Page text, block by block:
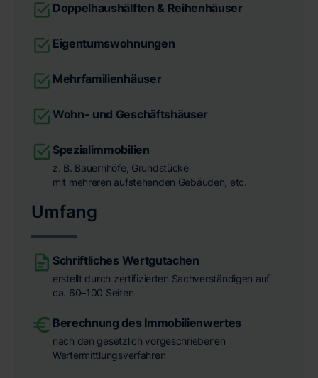
Doppelhaushälften & Reihenhäuser
Eigentumswohnungen
Mehrfamilienhäuser
Wohn- und Geschäftshäuser
Spezialimmobilien
z. B. Bauernhöfe, Grundstücke
mit mehreren aufstehenden Gebäuden, etc.
Umfang
Schriftliches Wertgutachen
erstellt durch zertifizierten Sachverständigen auf
ca. 60–100 Seiten
Berechnung des Immobilienwertes
nach den gesetzlich vorgeschriebenen
Wertermittlungsverfahren